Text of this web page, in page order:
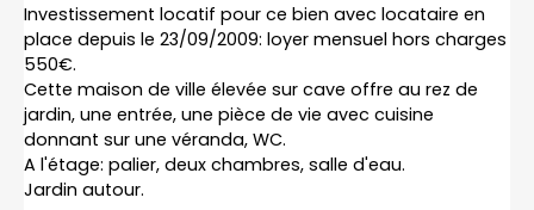
Investissement locatif pour ce bien avec locataire en
place depuis le 23/09/2009: loyer mensuel hors charges
550€.
Cette maison de ville élevée sur cave offre au rez de
jardin, une entrée, une pièce de vie avec cuisine
donnant sur une véranda, WC.
A l'étage: palier, deux chambres, salle d'eau.
Jardin autour.